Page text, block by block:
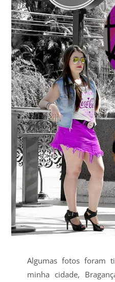
Algumas fotos foram
minha cidade,